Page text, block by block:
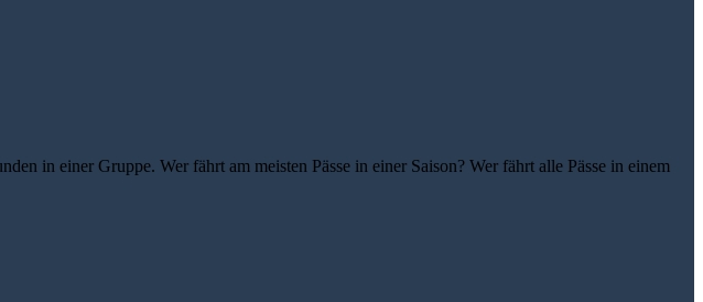
in einer Gruppe. Wer fährt am meisten Pässe in einer Saison? Wer fährt alle Pässe in einem